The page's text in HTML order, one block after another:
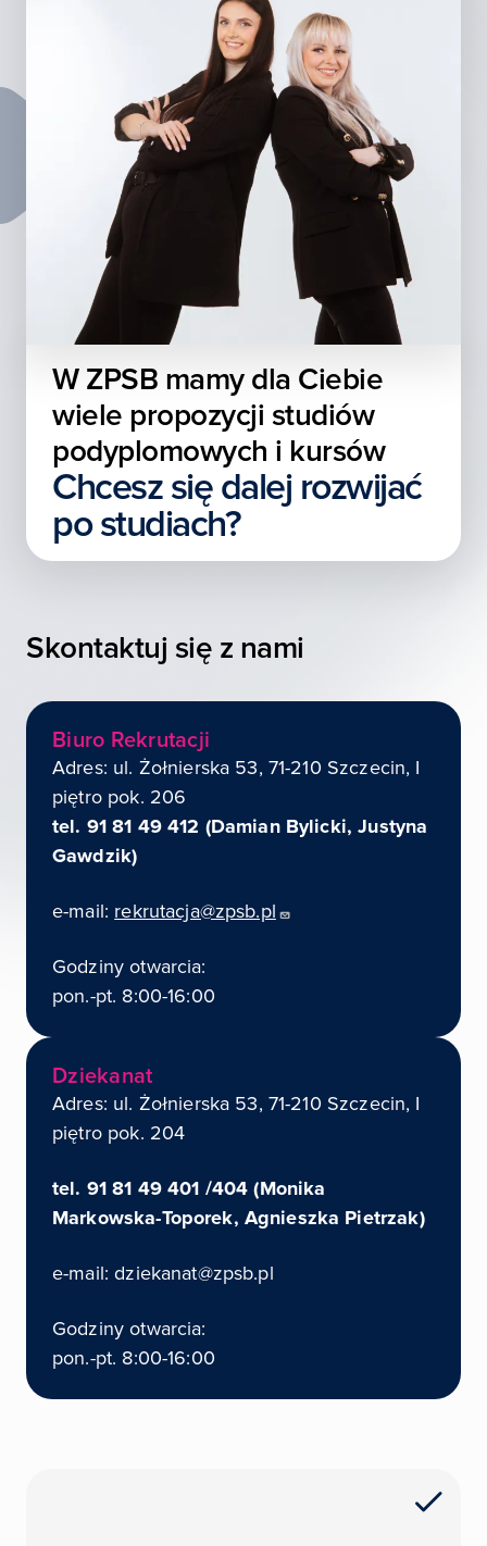
W ZPSB mamy dla Ciebie
wiele propozycji studiów
podyplomowych i kursów
Chcesz się dalej rozwijać
po studiach?
Skontaktuj się z nami
Biuro Rekrutacji
Adres: ul. Żołnierska 53, 71-210 Szczecin, I
piętro pok. 206
tel. 91 81 49 412 (Damian Bylicki, Justyna
Gawdzik)
e-mail: rekrutacja@zpsb.pl
Godziny otwarcia:
pon.-pt. 8:00-16:00
Dziekanat
Adres: ul. Żołnierska 53, 71-210 Szczecin, I
piętro pok. 204
tel. 91 81 49 401 /404 (Monika
Markowska-Toporek, Agnieszka Pietrzak)
e-mail: dziekanat@zpsb.pl
Godziny otwarcia:
pon.-pt. 8:00-16:00